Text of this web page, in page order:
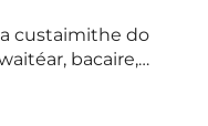
custaimithe do
bacaire,